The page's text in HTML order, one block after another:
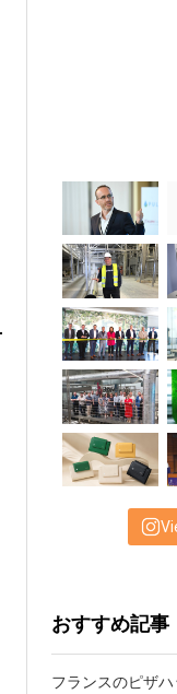
おすすめ記事
フランスのピザ